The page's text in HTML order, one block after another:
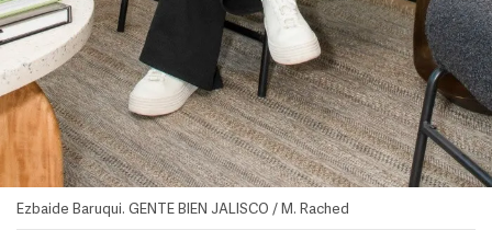
Ezbaide Baruqui. GENTE BIEN JALISCO / M. Rached